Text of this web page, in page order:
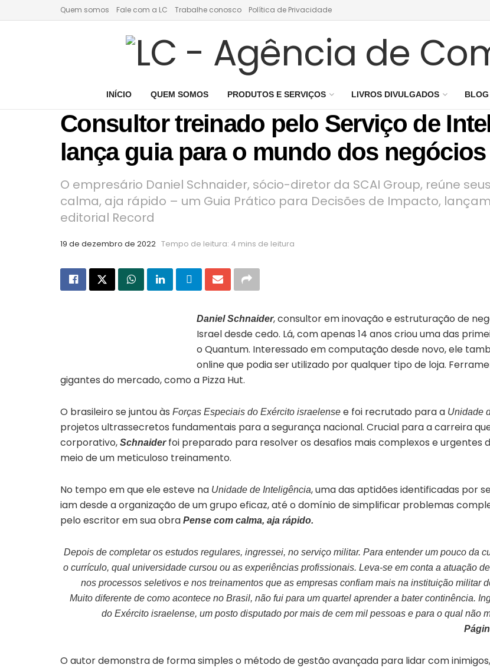
Quem somos Fale com a LC Trabalhe conosco Política de Privacidade
INÍCIO QUEM SOMOS PRODUTOS E SERVIÇOS LIVROS DIVULGADOS BLOG
Consultor treinado pelo Serviço de
lança guia para o mundo dos negócios
O empresário Daniel Schnaider, sócio-diretor da SCAI Group, reúne
calma, aja rápido – um Guia Prático para Decisões de Impacto,
editorial Record
19 de dezembro de 2022 Tempo de leitura: 4 mins de leitura
Daniel Schnaider, consultor em inovação e estruturação de
Israel desde cedo. Lá, com apenas 14 anos criou uma das
o Quantum. Interessado em computação desde novo, ele
online que podia ser utilizado por qualquer tipo de loja.
gigantes do mercado, como a Pizza Hut.
O brasileiro se juntou às Forças Especiais do Exército israelense e foi recrutado para a Unidade
projetos ultrassecretos fundamentais para a segurança nacional. Crucial para a carreira
corporativo, Schnaiderfoi preparado para resolver os desafios mais complexos e urgentes
meio de um meticuloso treinamento.
No tempo em que ele esteve na Unidade de Inteligência, uma das aptidões identificadas por
iam desde a organização de um grupo eficaz, até o domínio de simplificar problemas
pelo escritor em sua obra Pense com calma, aja rápido.
Depois de completar os estudos regulares, ingressei, no serviço militar. Para entender um pouco da
o currículo, qual universidade cursou ou as experiências profissionais. Leva-se em conta a atuação
nos processos seletivos e nos treinamentos que as empresas confiam mais na instituição militar
Muito diferente de como acontece no Brasil, não fui para um quartel aprender a bater continência.
do Exército israelense, um posto disputado por mais de cem mil pessoas e para o qual não
O autor demonstra de forma simples o método de gestão avançada para lidar com